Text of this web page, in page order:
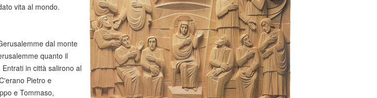
vita al mondo.
dal monte
quanto il
in città salirono al
Pietro e
e Tommaso,